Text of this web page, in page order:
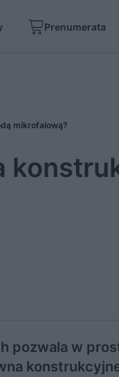
Prenumerata
mikrofalową?
pozwala w